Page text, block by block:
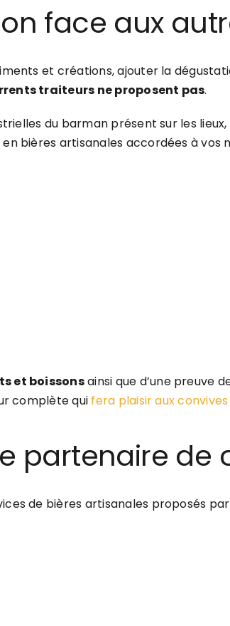
face aux
et créations, ajouter la
traiteurs ne proposent pas.
du barman présent sur les
bières artisanales accordées à
et boissonsainsi que d’une preuve
complète qui fera plaisir aux convives
partenaire de
de bières artisanales proposés